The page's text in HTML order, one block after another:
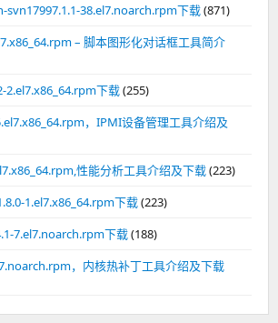
38.el7.noarch.rpm下载(871)
– 脚本图形化对话框工具简介
2.el7.x86_64.rpm下载(255)
，IPMI设备管理工具介绍及
性能分析工具介绍及下载(223)
1.el7.x86_64.rpm下载(223)
7.el7.noarch.rpm下载(188)
，内核热补丁工具介绍及下载